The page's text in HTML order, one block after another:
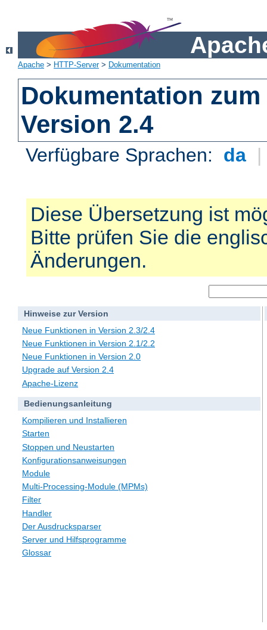
Apache > HTTP-Server> Dokumentation
Dokumentation zum
Version 2.4
Verfügbare Sprachen: da |
Diese Übersetzung ist
Bitte prüfen Sie die
Änderungen.
Hinweise zur Version
Neue Funktionen in Version 2.3/2.4
Neue Funktionen in Version 2.1/2.2
Neue Funktionen in Version 2.0
Upgrade auf Version 2.4
Apache-Lizenz
Bedienungsanleitung
Kompilieren und Installieren
Starten
Stoppen und Neustarten
Konfigurationsanweisungen
Module
Multi-Processing-Module (MPMs)
Filter
Handler
Der Ausdrucksparser
Server und Hilfsprogramme
Glossar